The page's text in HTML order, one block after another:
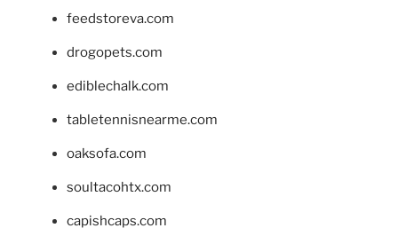
feedstoreva.com
drogopets.com
ediblechalk.com
tabletennisnearme.com
oaksofa.com
soultacohtx.com
capishcaps.com